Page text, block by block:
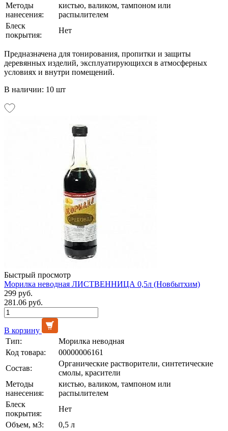
Методы
нанесения:
кистью, валиком, тампоном или
распылителем
Блеск
покрытия:
Нет
Предназначена для тонирования, пропитки и защиты
деревянных изделий, эксплуатирующихся в атмосферных
условиях и внутри помещений.
В наличии: 10 шт
Быстрый просмотр
Морилка неводная ЛИСТВЕННИЦА 0,5л (Новбытхим)
299 руб.
281.06 руб.
В корзину
Тип:
Морилка неводная
Код товара:
00000006161
Состав:
Органические растворители, синтетические
смолы, красители
Методы
нанесения:
кистью, валиком, тампоном или
распылителем
Блеск
покрытия:
Нет
Объем, м3:
0,5 л